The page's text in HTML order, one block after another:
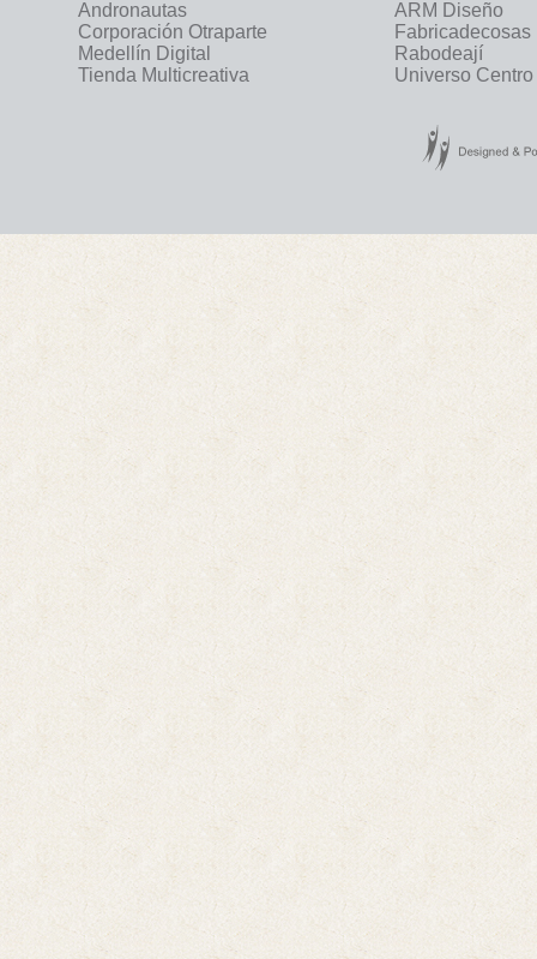
Andronautas
ARM Diseño
Corporación Otraparte
Fabricadecosas
Medellín Digital
Rabodeají
Tienda Multicreativa
Universo Centro